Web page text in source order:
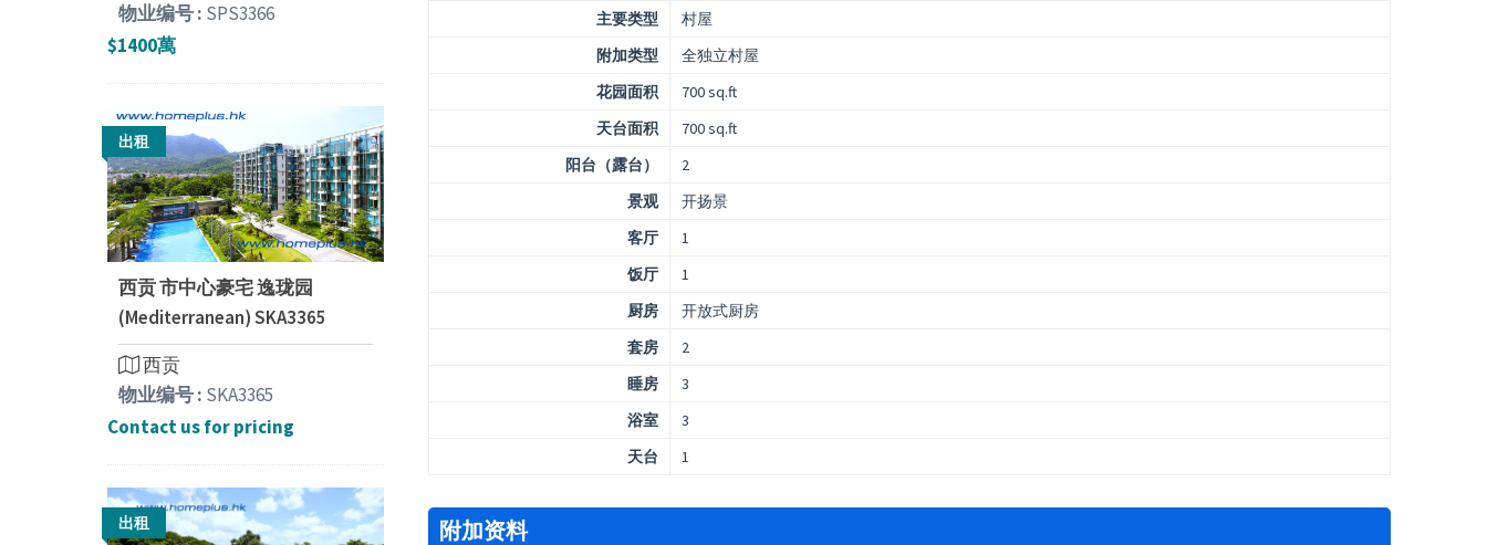
主要类型
村屋
附加类型
全独立村屋
花园面积
700 sq.ft
天台面积
700 sq.ft
阳台（露台）
2
景观
开扬景
客厅
1
饭厅
1
厨房
开放式厨房
套房
2
睡房
3
浴室
3
天台
1
附加资料
物业编号 : SPS3366
$1400萬
出租
西贡 市中心豪宅 逸珑园
(Mediterranean) SKA3365
西贡
物业编号 : SKA3365
Contact us for pricing
出租